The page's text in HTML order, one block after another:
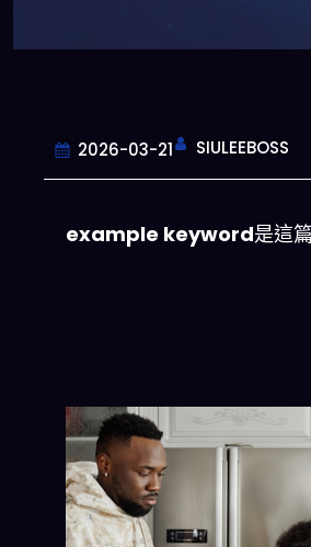
2026-03-21 SIULEEBOSS
example keyword是這